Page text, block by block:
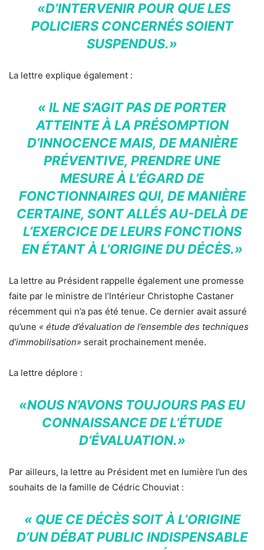
«D’INTERVENIR POUR QUE LES
POLICIERS CONCERNÉS SOIENT
SUSPENDUS.»
La lettre explique également :
« IL NE S’AGIT PAS DE PORTER
ATTEINTE À LA PRÉSOMPTION
D’INNOCENCE MAIS, DE MANIÈRE
PRÉVENTIVE, PRENDRE UNE
MESURE À L’ÉGARD DE
FONCTIONNAIRES QUI, DE MANIÈRE
CERTAINE, SONT ALLÉS AU-DELÀ DE
L’EXERCICE DE LEURS FONCTIONS
EN ÉTANT À L’ORIGINE DU DÉCÈS.»
La lettre au Président rappelle également une promesse
faite par le ministre de l’Intérieur Christophe Castaner
récemment qui n’a pas été tenue. Ce dernier avait assuré
qu’une « étude d’évaluation de l’ensemble des techniques
d’immobilisation» serait prochainement menée.
La lettre déplore :
«NOUS N’AVONS TOUJOURS PAS EU
CONNAISSANCE DE L’ÉTUDE
D’ÉVALUATION.»
Par ailleurs, la lettre au Président met en lumière l’un des
souhaits de la famille de Cédric Chouviat :
« QUE CE DÉCÈS SOIT À L’ORIGINE
D’UN DÉBAT PUBLIC INDISPENSABLE